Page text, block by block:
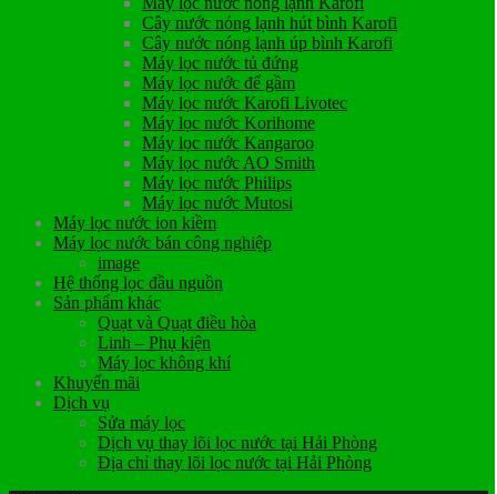
Cây nước nóng lạnh hút bình Karofi
Cây nước nóng lạnh úp bình Karofi
Máy lọc nước tủ đứng
Máy lọc nước để gầm
Máy lọc nước Karofi Livotec
Máy lọc nước Korihome
Máy lọc nước Kangaroo
Máy lọc nước AO Smith
Máy lọc nước Philips
Máy lọc nước Mutosi
Máy lọc nước ion kiềm
Máy lọc nước bán công nghiệp
image
Hệ thống lọc đầu nguồn
Sản phẩm khác
Quạt và Quạt điều hòa
Linh – Phụ kiện
Máy lọc không khí
Khuyến mãi
Dịch vụ
Sửa máy lọc
Dịch vụ thay lõi lọc nước tại Hải Phòng
Địa chỉ thay lõi lọc nước tại Hải Phòng